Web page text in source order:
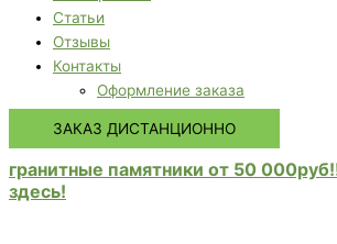
Статьи
Отзывы
Контакты
Оформление заказа
ЗАКАЗ ДИСТАНЦИОННО
гранитные памятники от 50
здесь!